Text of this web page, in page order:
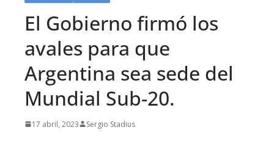
El Gobierno firmó los
avales para que
Argentina sea sede del
Mundial Sub-20.
17 abril, 2023 Sergio Stadius